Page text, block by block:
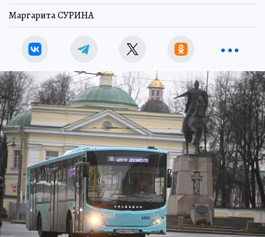
Маргарита СУРИНА